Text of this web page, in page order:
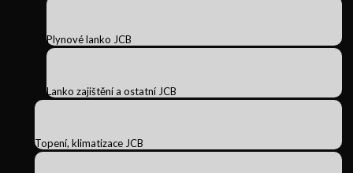
Plynové lanko JCB
Lanko zajištění a ostatní JCB
Topení, klimatizace JCB